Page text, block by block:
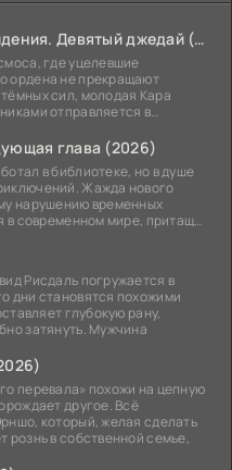
Звёздные войны: Видения. Девятый джедай (2026)
где уцелевшие
ордена не прекращают
сил, молодая Кара
отправляется в
глава (2026)
в библиотеке, но в душе
Жажда нового
нарушению временных
в современном мире, притащив
Рисдаль погружается в
дни становятся похожими
глубокую рану,
затянуть. Мужчина
перевала» похожи на цепную
другое. Всё
который, желая сделать
рознь в собственной семье,